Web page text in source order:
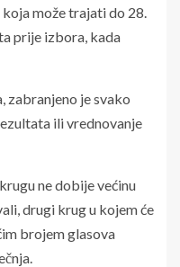
može trajati do 28.
prije izbora, kada
zabranjeno je svako
ili vrednovanje
ne dobije većinu
drugi krug u kojem će
brojem glasova